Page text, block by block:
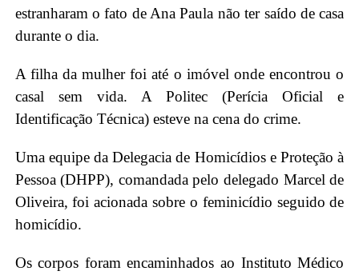
estranharam o fato de Ana Paula não ter saído de casa
durante o dia.
A filha da mulher foi até o imóvel onde encontrou o
casal sem vida. A Politec (Perícia Oficial e
Identificação Técnica) esteve na cena do crime.
Uma equipe da Delegacia de Homicídios e Proteção à
Pessoa (DHPP), comandada pelo delegado Marcel de
Oliveira, foi acionada sobre o feminicídio seguido de
homicídio.
Os corpos foram encaminhados ao Instituto Médico